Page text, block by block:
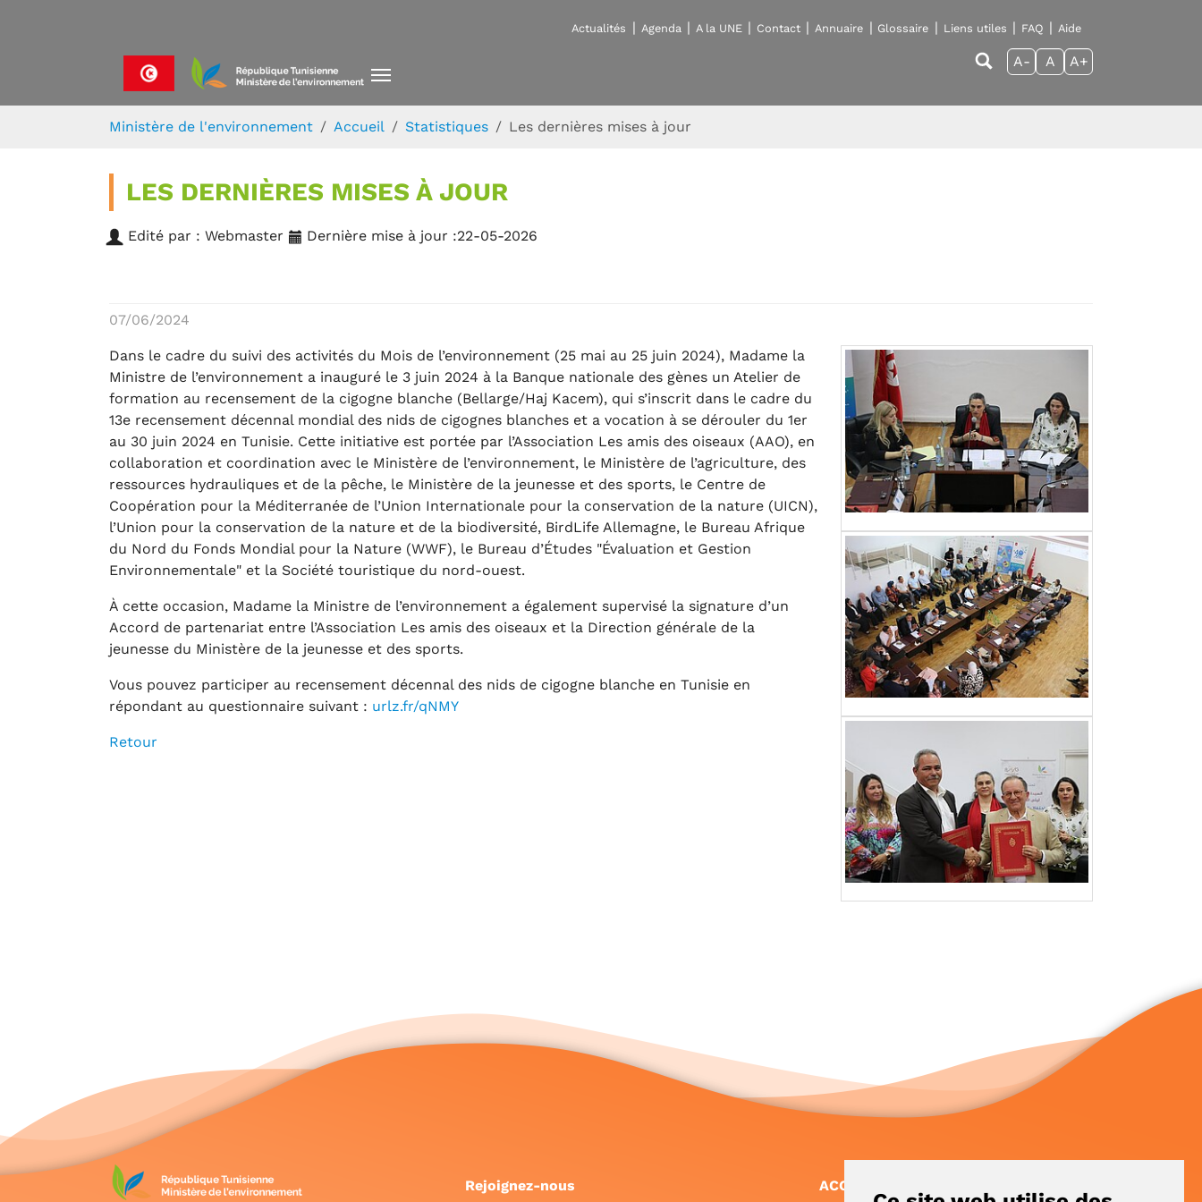
Actualités Agenda A la UNE Contact Annuaire Glossaire Liens utiles FAQ Aide
A- A A+
Ministère de l'environnement Accueil Statistiques Les dernières mises à jour
LES DERNIÈRES MISES À JOUR
Edité par : Webmaster Dernière mise à jour :22-05-2026
07/06/2024
Dans le cadre du suivi des activités du Mois de l’environnement (25 mai au 25 juin 2024), Madame la
Ministre de l’environnement a inauguré le 3 juin 2024 à la Banque nationale des gènes un Atelier de
formation au recensement de la cigogne blanche (Bellarge/Haj Kacem), qui s’inscrit dans le cadre du
13e recensement décennal mondial des nids de cigognes blanches et a vocation à se dérouler du 1er
au 30 juin 2024 en Tunisie. Cette initiative est portée par l’Association Les amis des oiseaux (AAO), en
collaboration et coordination avec le Ministère de l’environnement, le Ministère de l’agriculture, des
ressources hydrauliques et de la pêche, le Ministère de la jeunesse et des sports, le Centre de
Coopération pour la Méditerranée de l’Union Internationale pour la conservation de la nature (UICN),
l’Union pour la conservation de la nature et de la biodiversité, BirdLife Allemagne, le Bureau Afrique
du Nord du Fonds Mondial pour la Nature (WWF), le Bureau d’Études "Évaluation et Gestion
Environnementale" et la Société touristique du nord-ouest.
À cette occasion, Madame la Ministre de l’environnement a également supervisé la signature d’un
Accord de partenariat entre l’Association Les amis des oiseaux et la Direction générale de la
jeunesse du Ministère de la jeunesse et des sports.
Vous pouvez participer au recensement décennal des nids de cigogne blanche en Tunisie en
répondant au questionnaire suivant : urlz.fr/qNMY
Retour
Rejoignez-nous ACCÈS RAPIDE